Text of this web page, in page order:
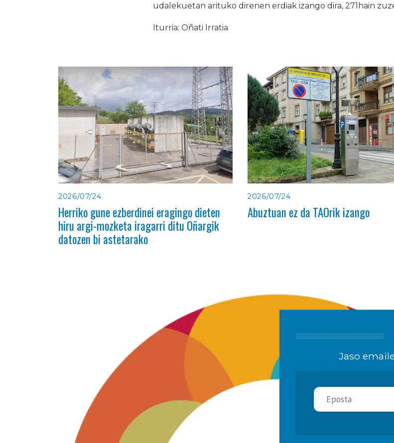
udalekuetan arituko direnen erdiak izango dira, 271hain
Iturria: Oñati Irratia
2026/07/24
Herriko gune ezberdinei eragingo dieten
hiru argi-mozketa iragarri ditu Oñargik
datozen bi astetarako
2026/07/24
Abuztuan ez da TAOrik izango
Jaso